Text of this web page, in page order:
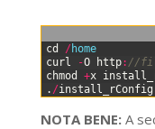
cd / home
curl
-O http: //
chmod
+x
. /install_rConfig
NOTA BENE:A